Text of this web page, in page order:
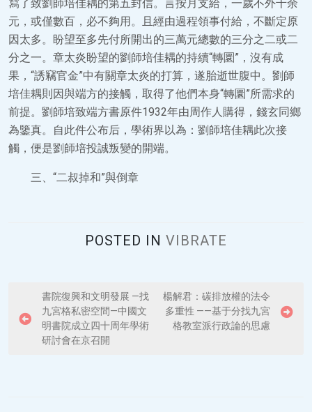
寫了致劉師培佳耦的第五封信。言按月支給，一歲不外千余
元，或僅數百，必不夠用。且經由過程領事付給，不斷定原
因太多。盼望至多先付所開出的三萬元總數的三分之二或二
分之一。章太炎盼望的劉師培佳耦的持續“轉圜”，沒有成
果，“誘竊官金”中有關章太炎的打算，遂胎逝世腹中。劉師
培佳耦則因與端方的接觸，取得了他們本身“轉圜”所需求的
前提。劉師培致端方書原件1932年由周作人購得，錢玄同鄉
為鑒真。自此件公布后，學術界以為：劉師培佳耦此次接
觸，便是劉師培投誠叛變的開端。
三、“二叔掉和”與倒章
POSTED IN VIBRATE
o
書院復興和文明發展 —找
九宮格私密空間—中國文
明書院成立四十周年學術
研討會在京召開
楊解君：碳排放權的法令
多重性 ——基于分找九宮
格教室派行政論的思慮